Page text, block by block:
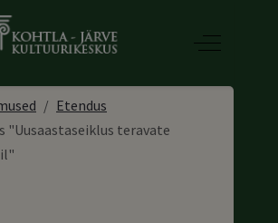
Off-
Etendus
"Uusaastaseiklus teravate